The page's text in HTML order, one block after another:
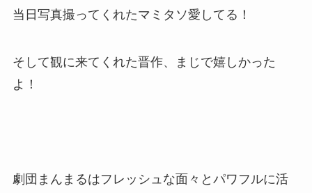
当日写真撮ってくれたマミタソ愛してる！
そして観に来てくれた晋作、まじで嬉しかった
よ！
劇団まんまるはフレッシュな面々とパワフルに活